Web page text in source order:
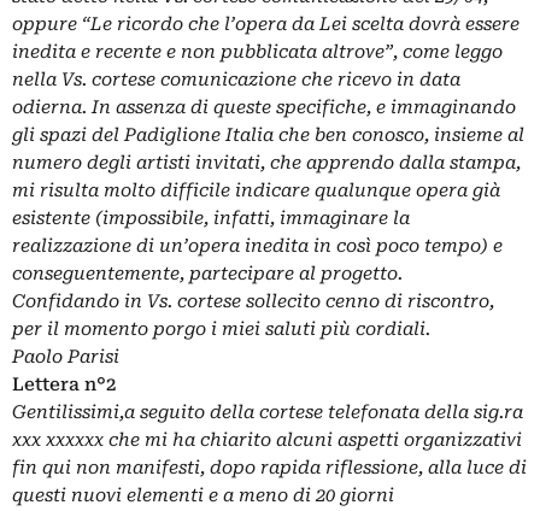
oppure “Le ricordo che l’opera da Lei scelta dovrà essere
inedita e recente e non pubblicata altrove”, come leggo
nella Vs. cortese comunicazione che ricevo in data
odierna. In assenza di queste specifiche, e immaginando
gli spazi del Padiglione Italia che ben conosco, insieme al
numero degli artisti invitati, che apprendo dalla stampa,
mi risulta molto difficile indicare qualunque opera già
esistente (impossibile, infatti, immaginare la
realizzazione di un’opera inedita in così poco tempo) e
conseguentemente, partecipare al progetto.
Confidando in Vs. cortese sollecito cenno di riscontro,
per il momento porgo i miei saluti più cordiali.
Paolo Parisi
Lettera n°2
Gentilissimi,a seguito della cortese telefonata della sig.ra
xxx xxxxxx che mi ha chiarito alcuni aspetti organizzativi
fin qui non manifesti, dopo rapida riflessione, alla luce di
questi nuovi elementi e a meno di 20 giorni